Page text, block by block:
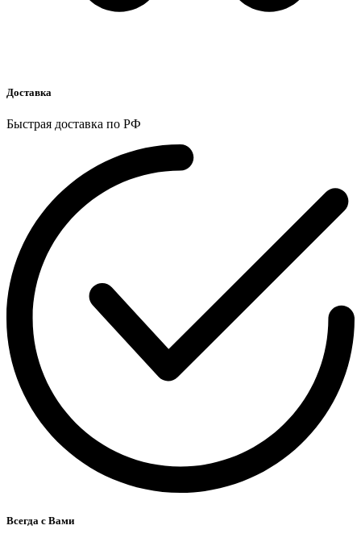
Доставка
Быстрая доставка по РФ
Всегда с Вами